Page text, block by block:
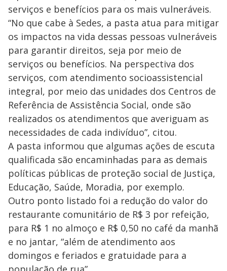
serviços e benefícios para os mais vulneráveis.
“No que cabe à Sedes, a pasta atua para mitigar
os impactos na vida dessas pessoas vulneráveis
para garantir direitos, seja por meio de
serviços ou benefícios. Na perspectiva dos
serviços, com atendimento socioassistencial
integral, por meio das unidades dos Centros de
Referência de Assistência Social, onde são
realizados os atendimentos que averiguam as
necessidades de cada indivíduo”, citou.
A pasta informou que algumas ações de escuta
qualificada são encaminhadas para as demais
políticas públicas de proteção social de Justiça,
Educação, Saúde, Moradia, por exemplo.
Outro ponto listado foi a redução do valor do
restaurante comunitário de R$ 3 por refeição,
para R$ 1 no almoço e R$ 0,50 no café da manhã
e no jantar, “além de atendimento aos
domingos e feriados e gratuidade para a